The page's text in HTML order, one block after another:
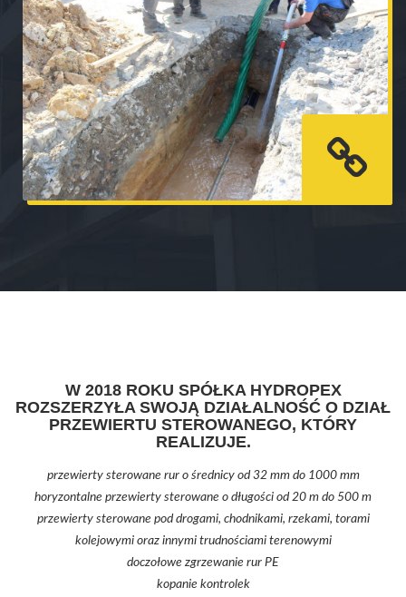
W 2018 ROKU SPÓŁKA HYDROPEX
ROZSZERZYŁA SWOJĄ DZIAŁALNOŚĆ O DZIAŁ
PRZEWIERTU STEROWANEGO, KTÓRY
REALIZUJE.
przewierty sterowane rur o średnicy od 32 mm do 1000 mm
horyzontalne przewierty sterowane o długości od 20 m do 500 m
przewierty sterowane pod drogami, chodnikami, rzekami, torami
kolejowymi oraz innymi trudnościami terenowymi
doczołowe zgrzewanie rur PE
kopanie kontrolek